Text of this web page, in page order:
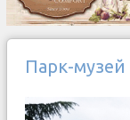
Парк-